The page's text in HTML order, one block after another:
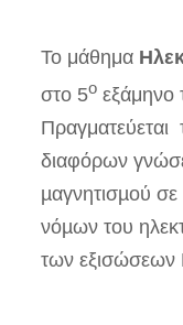
Το μάθημα
στο 5ο εξάμηνο
Πραγματεύεται
διαφόρων
µαγνητισµού
νόµων του
των εξισώσεων